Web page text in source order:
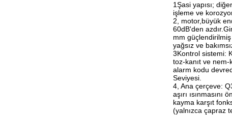
1Şasi yapısı;
işleme ve
2, motor,büyük
60dB'den
mm
yağsız ve
3Kontrol sistemi:
toz-kanıt ve nem-
alarm kodu
Seviyesi.
4, Ana çerçeve:
aşırı
kayma karşıt
(yalnızca çapraz